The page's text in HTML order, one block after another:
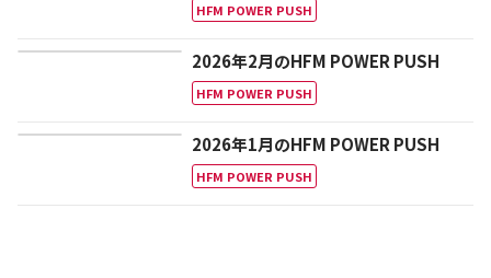
HFM POWER PUSH
2026年2月のHFM POWER PUSH
HFM POWER PUSH
2026年1月のHFM POWER PUSH
HFM POWER PUSH